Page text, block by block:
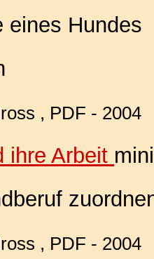
eines Hundes
, PDF - 2004
ihre Arbeit
, PDF - 2004